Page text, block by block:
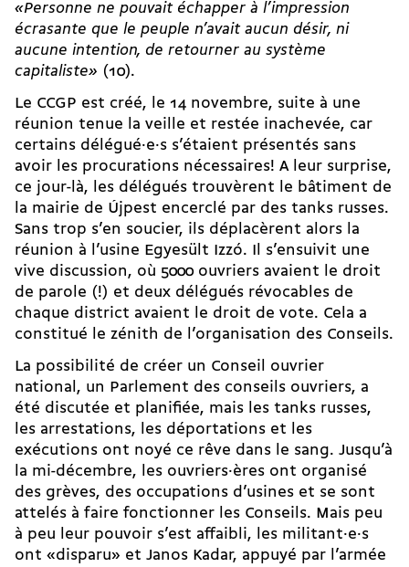
«Personne ne pouvait échapper à l’impression
écrasante que le peuple n’avait aucun désir, ni
aucune intention, de retourner au système
capitaliste» (10).
Le CCGP est créé, le 14 no­vem­bre, suite à une
réunion tenue la veille et restée inachevée, car
certains délégué·e·s s’étaient présentés sans
avoir les procurations nécessaires! A leur surprise,
ce jour-là, les délégués trouvèrent le bâtiment de
la mairie de Újpest encerclé par des tanks russes.
Sans trop s’en soucier, ils déplacèrent alors la
réunion à l’usine Egyesült Izzó. Il s’ensuivit une
vive discussion, où 5000 ouvriers avaient le droit
de parole (!) et deux délégués révocables de
chaque district avaient le droit de vote. Cela a
constitué le zénith de l’organisation des Conseils.
La possibilité de créer un Conseil ouvrier
national, un Parlement des conseils ouvriers, a
été discutée et planifiée, mais les tanks russes,
les arrestations, les déportations et les
exécutions ont noyé ce rêve dans le sang. Jusqu’à
la mi-décembre, les ouvriers·ères ont organisé
des grèves, des occupations d’usines et se sont
attelés à faire fonctionner les Conseils. Mais peu
à peu leur pouvoir s’est affaibli, les militant·e·s
ont «disparu» et Janos Kadar, appuyé par l’armée